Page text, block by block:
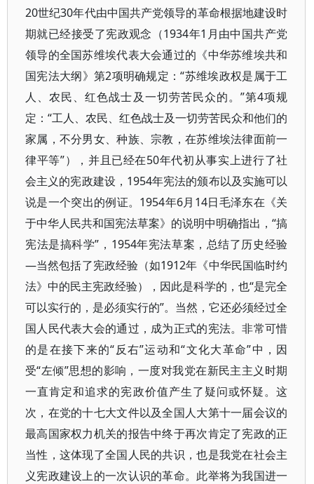
20世纪30年代由中国共产党领导的革命根据地建设时
期就已经接受了宪政观念（1934年1月由中国共产党
领导的全国苏维埃代表大会通过的《中华苏维埃共和
国宪法大纲》第2项明确规定：“苏维埃政权是属于工
人、农民、红色战士及一切劳苦民众的。”第4项规
定：“工人、农民、红色战士及一切劳苦民众和他们的
家属，不分男女、种族、宗教，在苏维埃法律面前一
律平等”），并且已经在50年代初从事实上进行了社
会主义的宪政建设，1954年宪法的颁布以及实施可以
说是一个突出的例证。1954年6月14日毛泽东在《关
于中华人民共和国宪法草案》的说明中明确指出，“搞
宪法是搞科学”，1954年宪法草案，总结了历史经验
—当然包括了宪政经验（如1912年《中华民国临时约
法》中的民主宪政经验），因此是科学的，也“是完全
可以实行的，是必须实行的”。当然，它还必须经过全
国人民代表大会的通过，成为正式的宪法。非常可惜
的是在接下来的“反右”运动和“文化大革命”中，因
受“左倾”思想的影响，一度对我党在新民主主义时期
一直肯定和追求的宪政价值产生了疑问或怀疑。这
次，在党的十七大文件以及全国人大第十一届会议的
最高国家权力机关的报告中终于再次肯定了宪政的正
当性，这体现了全国人民的共识，也是我党在社会主
义宪政建设上的一次认识的革命。此举将为我国进一